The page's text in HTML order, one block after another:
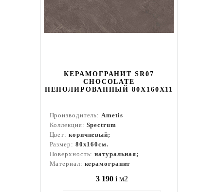
КЕРАМОГРАНИТ SR07
CHOCOLATE
НЕПОЛИРОВАННЫЙ 80X160Х11
Производитель:Ametis
Коллекция: Spectrum
Цвет: коричневый;
Размер: 80x160см.
Поверхность:натуральная;
Материал: керамогранит
3 190 i м2